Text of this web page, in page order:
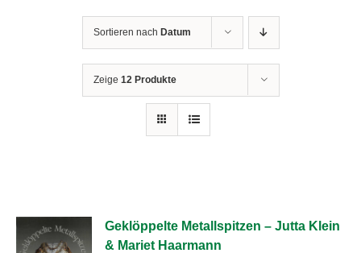
Sortieren nach Datum
Zeige 12 Produkte
Geklöppelte Metallspitzen – Jutta Klein
& Mariet Haarmann